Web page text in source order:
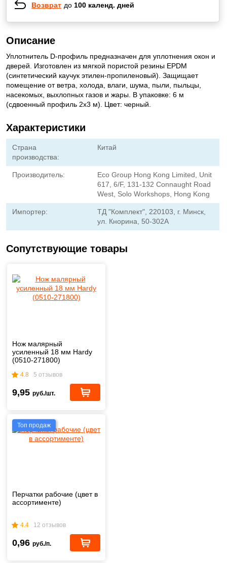
Возврат до 100 календ. дней
Описание
Уплотнитель D-профиль предназначен для уплотнения окон и
дверей. Изготовлен из мягкой пористой резины EPDM
(синтетический каучук этилен-пропиленовый). Защищает
помещение от ветра, холода, влаги, шума, пыли, пыльцы,
насекомых, выхлопных газов и жары. В упаковке: 6 м
(сдвоенный профиль 2х3 м). Цвет: черный.
Характеристики
Страна
производства:
Китай
Производитель:
Eco Group Hong Kong Limited, Unit
617, 6/F, 131-132 Connaught Road
West, Solo Workshops, Hong Kong
Импортер:
ТД "Комплект", 220103, г. Минск,
ул. Кнорина, 50-302А
Сопутствующие товары
Нож малярный
усиленный 18 мм Hardy
(0510-271800)
4.8 5 отзывов
9,95 руб./шт.
Топ продаж
Перчатки рабочие (цвет в
ассортименте)
4.4 12 отзывов
0,96 руб./п.